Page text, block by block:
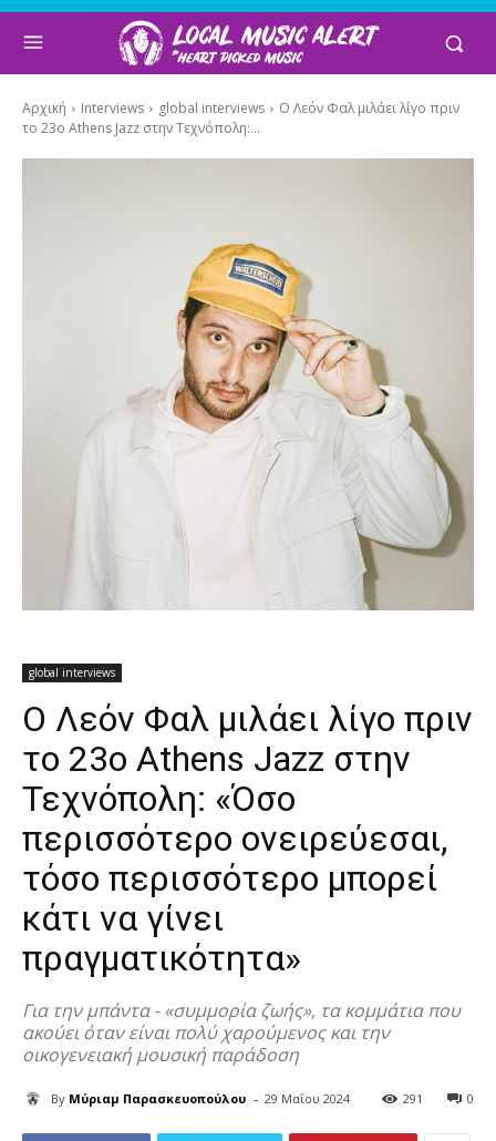
Αρχική Interviews global interviews
Ο Λεόν Φαλ μιλάει λίγο πριν
το 23o Athens Jazz στην Τεχνόπολη:...
global interviews
Ο Λεόν Φαλ μιλάει λίγο πριν
το 23o Athens Jazz στην
Τεχνόπολη: «Όσο
περισσότερο ονειρεύεσαι,
τόσο περισσότερο μπορεί
κάτι να γίνει
πραγματικότητα»
Για την μπάντα - «συμμορία ζωής», τα κομμάτια που
ακούει όταν είναι πολύ χαρούμενος και την
οικογενειακή μουσική παράδοση
By Μύριαμ Παρασκευοπούλου - 29 Μαΐου 2024 0
291